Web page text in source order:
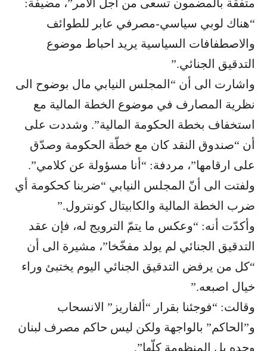
متفقة بالمضمون تسعى من أجل الأمر”، مضيفة:
“هناك لوبي سياسي-مصرفي عابر للطوائف
والاصطفافات السياسية يريد احباط موضوع
التدقيق الجنائي.”
واشارت الى أن “المجلس النيابي مال بوضوح الى
نظرية المصارف في موضوع الخطة المالية مع
استخفاف بخطة الحكومة المالية”. وشددت على
أن “صندوق النقد كان مع خطّة الحكومة وصدّق
على ارقامها”، مردفة: “أنا مسؤولة عن كلامي”.
ولفتت الى أنّ المجلس النيابي “ضربنا كحكومة أي
ضرب الخطة المالية والكابيتال كونترول.”
وأكدّت أنه: “وعكس ما يتمّ الترويج له، فإن عقد
التدقيق الجنائي لم يولد مفخّخا”، مشيرة الى أن
“كل من يرفض التدقيق الجنائي اليوم يختبئ وراء
خيال اصبعه.”
وقالت: “فوجئنا بقرار “ألفاريز” الانسحاب
و”الحاكم” بالواجهة ولكن ليس حاكم مصرف لبنان
وحده بل المنظومة كلّها”.